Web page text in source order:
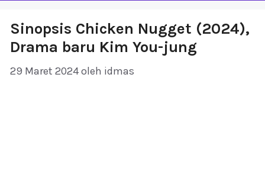
Sinopsis Chicken Nugget (2024),
Drama baru Kim You-jung
29 Maret 2024oleh idmas